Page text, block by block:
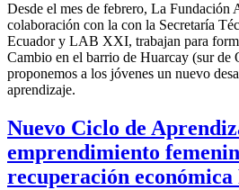
Desde el mes de febrero, La Fundación
colaboración con la con la Secretaría
Ecuador y LAB XXI, trabajan para
Cambio en el barrio de Huarcay (sur de
proponemos a los jóvenes un nuevo
aprendizaje.
Nuevo Ciclo de
emprendimiento
recuperación económica